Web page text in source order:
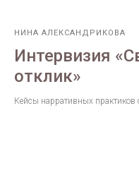
НИНА АЛЕКСАНДРИКОВА
Интервизия
отклик»
Кейсы нарративных